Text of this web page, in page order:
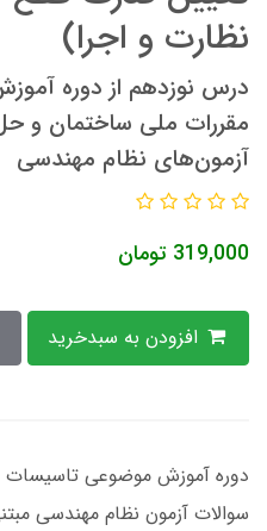
نظارت و اجرا)
درس نوزدهم از دوره
مقررات ملی ساختمان و
آزمون‌های نظام مهندسی
319,000 تومان
دوره آموزش موضوعی